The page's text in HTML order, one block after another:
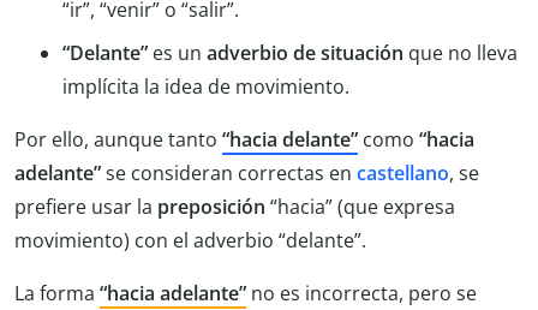
“ir”, “venir” o “salir”.
“Delante” es un adverbio de situación que no lleva
implícita la idea de movimiento.
Por ello, aunque tanto “hacia delante” como “hacia
adelante”se consideran correctas en castellano, se
prefiere usar la preposición “hacia” (que expresa
movimiento) con el adverbio “delante”.
La forma “hacia adelante” no es incorrecta, pero se